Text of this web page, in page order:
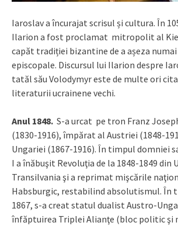
Iaroslav a încurajat scrisul și cultura. În
Ilarion a fost proclamat mitropolit al
capăt tradiției bizantine de a așeza
episcopale. Discursul lui Ilarion despre
tatăl său Volodymyr este de multe ori
literaturii ucrainene vechi.
Anul 1848. S-a urcat pe tron Franz
(1830-1916), împărat al Austriei (1848-
Ungariei (1867-1916). În timpul domniei
I a înăbuşit Revoluţia de la 1848-1849 din
Transilvania şi a reprimat mişcările
Habsburgic, restabilind absolutismul. În
1867, s-a creat statul dualist Austro-
înfăptuirea Triplei Alianţe (bloc politic